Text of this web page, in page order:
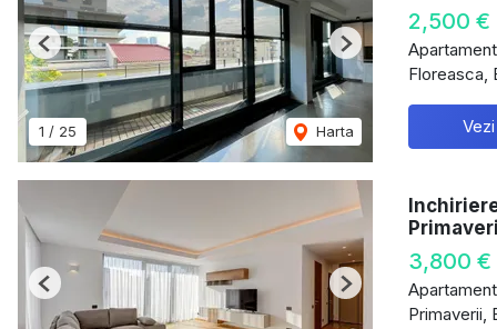
1 / 25 Harta
Previous Next
2,500 €
Floreasca,
Previous Next
3,800 €
Primaverii,